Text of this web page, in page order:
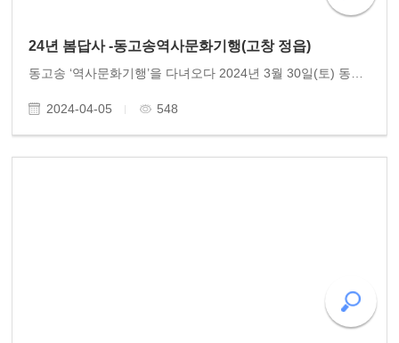
24년 봄답사 -동고송역사문화기행(고창 정읍)
동고송 ‘역사문화기행’을 다녀오다 2024년 3월 30일(토) 동고송 역사문화기행 고창•정읍 답사가 있었다. 130여 년 전 동학농민혁명의 현장, '앉으면 죽산이오, 서면 백산이라!'를 외쳤던 곳, 반봉건 반외세의 기치를 드높였던 그날의 함성을 찾아 우리는 뜻깊은 역사기행을 하..
2024-04-05 548